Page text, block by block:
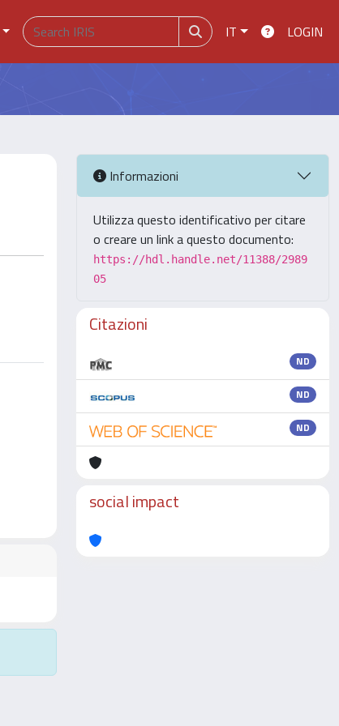
IT LOGIN
Informazioni
Utilizza questo identificativo per citare
o creare un link a questo documento:
https://hdl.handle.net/11388/2989
05
Citazioni
ND
ND
ND
social impact